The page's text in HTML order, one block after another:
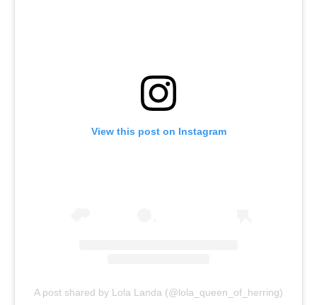
View this post on Instagram
A post shared by Lola Landa (@lola_queen_of_herring)